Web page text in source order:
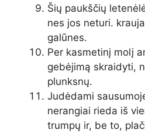
Šių paukščių
nes jos neturi.
galūnes.
Per kasmetinį molį
gebėjimą skraidyti,
plunksnų.
Judėdami
nerangiai rieda iš
trumpų ir, be to,